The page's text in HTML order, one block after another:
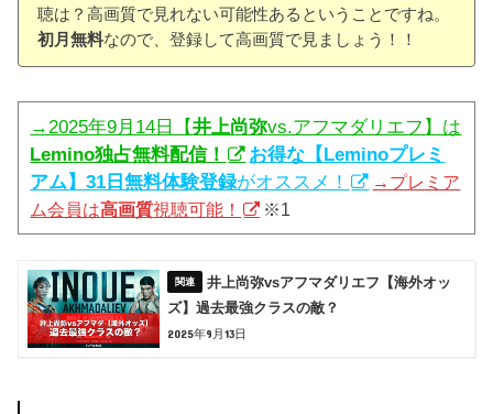
聴は？高画質で見れない可能性あるということですね。
初月無料なので、登録して高画質で見ましょう！！
→2025年9月14日【井上尚弥vs.アフマダリエフ】は
Lemino独占無料配信！
お得な【Leminoプレミ
アム】31日無料体験登録がオススメ！
→プレミア
ム会員は高画質視聴可能！ ※1
井上尚弥vsアフマダリエフ【海外オッ
ズ】過去最強クラスの敵？
2025年9月13日